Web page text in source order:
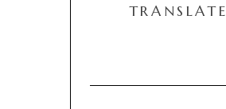
TRANSLATE